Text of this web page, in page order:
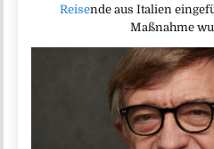
Reisende aus Italien
Maßnahme